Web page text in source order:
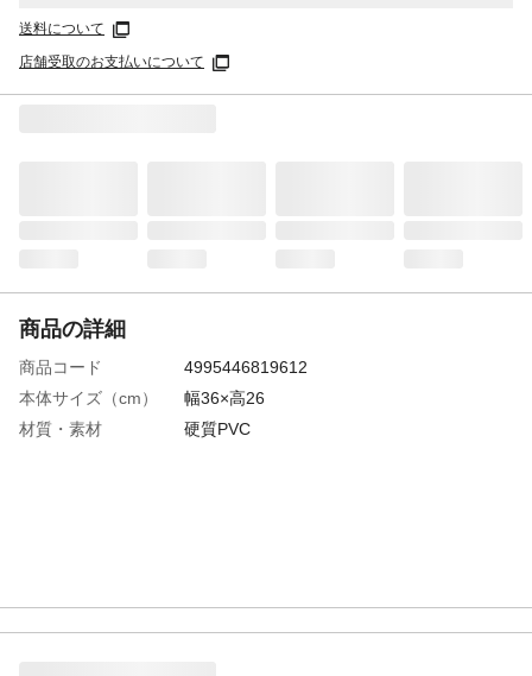
送料について
店舗受取のお支払いについて
商品の詳細
商品コード
4995446819612
本体サイズ（cm）
幅36×高26
材質・素材
硬質PVC